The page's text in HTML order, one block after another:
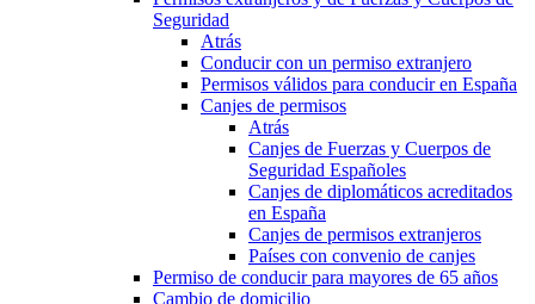
Seguridad
Atrás
Conducir con un permiso extranjero
Permisos válidos para conducir en España
Canjes de permisos
Atrás
Canjes de Fuerzas y Cuerpos de
Seguridad Españoles
Canjes de diplomáticos acreditados
en España
Canjes de permisos extranjeros
Países con convenio de canjes
Permiso de conducir para mayores de 65 años
Cambio de domicilio